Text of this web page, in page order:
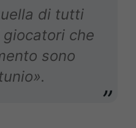
di tutti
che
sono